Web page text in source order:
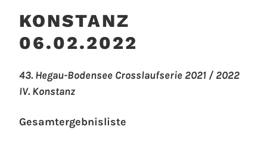
KONSTANZ
06.02.2022
43. Hegau-Bodensee Crosslaufserie 2021 / 2022
IV. Konstanz
Gesamtergebnisliste